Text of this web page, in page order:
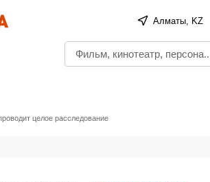
Алматы, KZ
целое расследование